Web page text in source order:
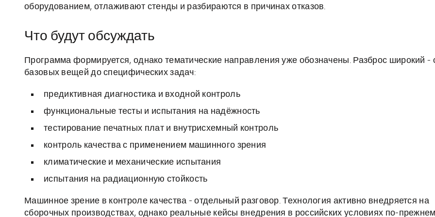
оборудованием, отлаживают стенды и разбираются в причинах отказов.
Что будут обсуждать
Программа формируется, однако тематические направления уже обозначены. Разброс широкий -
базовых вещей до специфических задач:
предиктивная диагностика и входной контроль
функциональные тесты и испытания на надёжность
тестирование печатных плат и внутрисхемный контроль
контроль качества с применением машинного зрения
климатические и механические испытания
испытания на радиационную стойкость
Машинное зрение в контроле качества - отдельный разговор. Технология активно внедряется на
сборочных производствах, однако реальные кейсы внедрения в российских условиях по-